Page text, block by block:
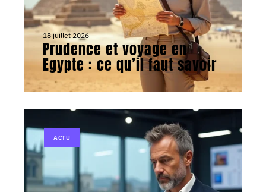
18 juillet 2026
Prudence et voyage en
Egypte : ce qu’il faut savoir
ACTU